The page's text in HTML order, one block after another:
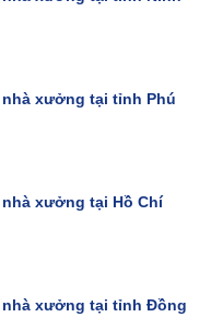
xưởng tại tỉnh Phú
xưởng tại Hồ Chí
xưởng tại tỉnh Đồng